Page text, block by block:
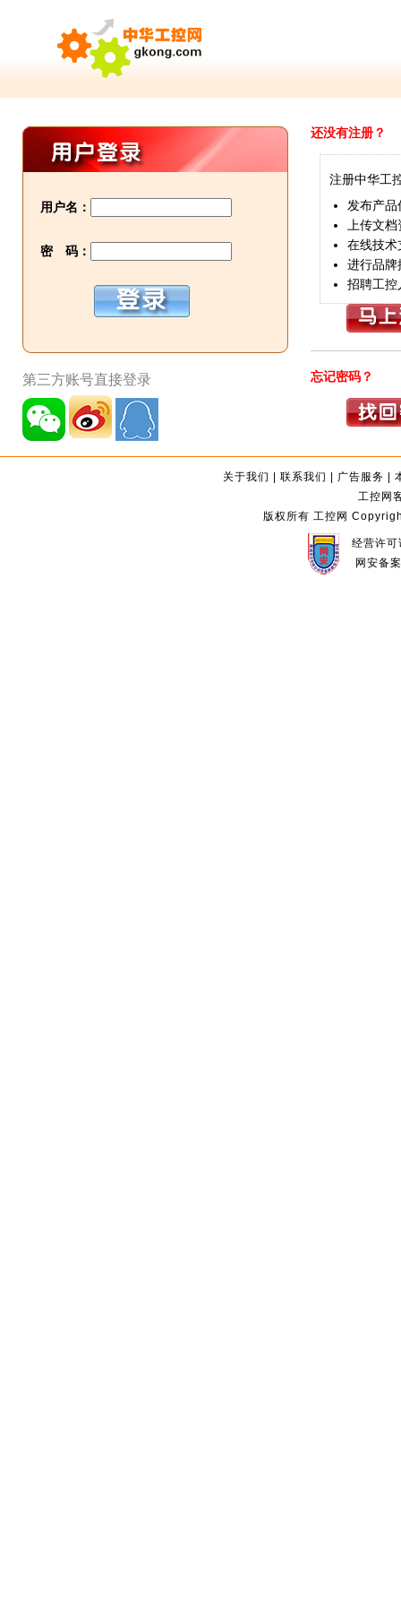
用户名：
密 码：
第三方账号直接登录
还没有注册？
注册中华工
发布产品
上传文档
在线技术
进行品牌
招聘工控
忘记密码？
关于我们 |联系我们 | 广告服务 |
工控网
版权所有 工控网
经营许
网安备